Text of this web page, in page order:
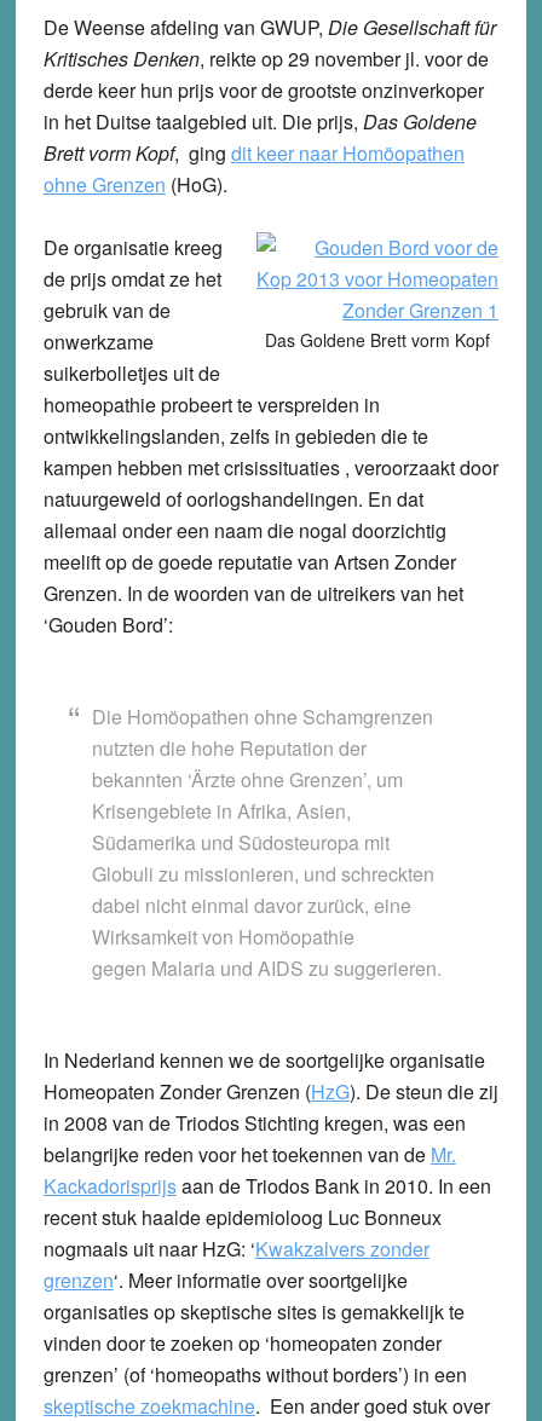
De Weense afdeling van GWUP, Die Gesellschaft für
Kritisches Denken, reikte op 29 november jl. voor de
derde keer hun prijs voor de grootste onzinverkoper
in het Duitse taalgebied uit. Die prijs, Das Goldene
Brett vorm Kopf, ging dit keer naar Homöopathen
ohne Grenzen (HoG).
Das Goldene Brett vorm Kopf
De organisatie kreeg
de prijs omdat ze het
gebruik van de
onwerkzame
suikerbolletjes uit de
homeopathie probeert te verspreiden in
ontwikkelingslanden, zelfs in gebieden die te
kampen hebben met crisissituaties , veroorzaakt door
natuurgeweld of oorlogshandelingen. En dat
allemaal onder een naam die nogal doorzichtig
meelift op de goede reputatie van Artsen Zonder
Grenzen. In de woorden van de uitreikers van het
‘Gouden Bord’:
Die Homöopathen ohne Schamgrenzen
nutzten die hohe Reputation der
bekannten ‘Ärzte ohne Grenzen’, um
Krisengebiete in Afrika, Asien,
Südamerika und Südosteuropa mit
Globuli zu missionieren, und schreckten
dabei nicht einmal davor zurück, eine
Wirksamkeit von Homöopathie
gegen Malaria und AIDS zu suggerieren.
In Nederland kennen we de soortgelijke organisatie
Homeopaten Zonder Grenzen (HzG). De steun die zij
in 2008 van de Triodos Stichting kregen, was een
belangrijke reden voor het toekennen van de Mr.
Kackadorisprijsaan de Triodos Bank in 2010. In een
recent stuk haalde epidemioloog Luc Bonneux
nogmaals uit naar HzG: ‘Kwakzalvers zonder
grenzen‘. Meer informatie over soortgelijke
organisaties op skeptische sites is gemakkelijk te
vinden door te zoeken op ‘homeopaten zonder
grenzen’ (of ‘homeopaths without borders’) in een
skeptische zoekmachine. Een ander goed stuk over